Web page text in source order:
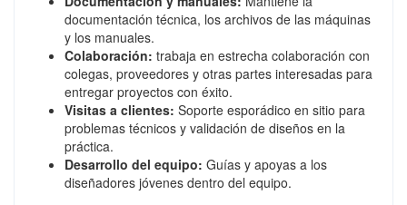
documentación técnica, los archivos de las máquinas
y los manuales.
Colaboración: trabaja en estrecha colaboración con
colegas, proveedores y otras partes interesadas para
entregar proyectos con éxito.
Visitas a clientes: Soporte esporádico en sitio para
problemas técnicos y validación de diseños en la
práctica.
Desarrollo del equipo: Guías y apoyas a los
diseñadores jóvenes dentro del equipo.